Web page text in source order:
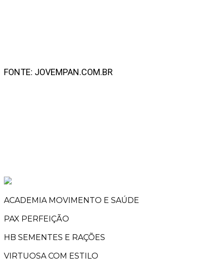
FONTE: JOVEMPAN.COM.BR
ACADEMIA MOVIMENTO E SAÚDE
PAX PERFEIÇÃO
HB SEMENTES E RAÇÕES
VIRTUOSA COM ESTILO